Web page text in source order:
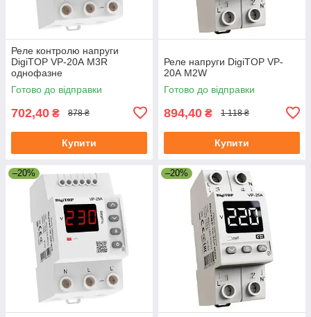
Реле контролю напруги
DigiTOP VP-20А M3R
однофазне
Готово до відправки
702,40 ₴ 878 ₴
Купити
Реле напруги DigiTOP VP-
20А M2W
Готово до відправки
894,40 ₴ 1 118 ₴
Купити
–20% –20%